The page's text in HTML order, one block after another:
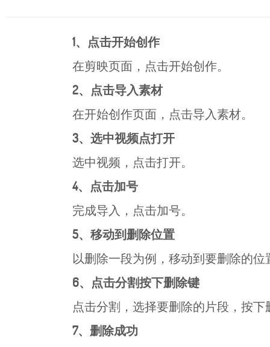
1、点击开始创作
在剪映页面，点击开始创作。
2、点击导入素材
在开始创作页面，点击导入素材。
3、选中视频点打开
选中视频，点击打开。
4、点击加号
完成导入，点击加号。
5、移动到删除位置
以删除一段为例，移动到要删除的位
6、点击分割按下删除键
点击分割，选择要删除的片段，按下
7、删除成功